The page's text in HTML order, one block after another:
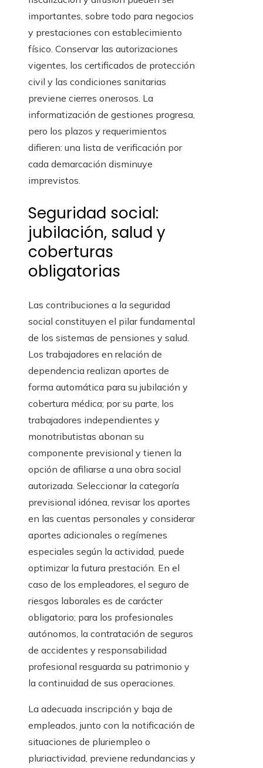
importantes, sobre todo para negocios
y prestaciones con establecimiento
físico. Conservar las autorizaciones
vigentes, los certificados de protección
civil y las condiciones sanitarias
previene cierres onerosos. La
informatización de gestiones progresa,
pero los plazos y requerimientos
difieren: una lista de verificación por
cada demarcación disminuye
imprevistos.
Seguridad social:
jubilación, salud y
coberturas
obligatorias
Las contribuciones a la seguridad
social constituyen el pilar fundamental
de los sistemas de pensiones y salud.
Los trabajadores en relación de
dependencia realizan aportes de
forma automática para su jubilación y
cobertura médica; por su parte, los
trabajadores independientes y
monotributistas abonan su
componente previsional y tienen la
opción de afiliarse a una obra social
autorizada. Seleccionar la categoría
previsional idónea, revisar los aportes
en las cuentas personales y considerar
aportes adicionales o regímenes
especiales según la actividad, puede
optimizar la futura prestación. En el
caso de los empleadores, el seguro de
riesgos laborales es de carácter
obligatorio; para los profesionales
autónomos, la contratación de seguros
de accidentes y responsabilidad
profesional resguarda su patrimonio y
la continuidad de sus operaciones.
La adecuada inscripción y baja de
empleados, junto con la notificación de
situaciones de pluriempleo o
pluriactividad, previene redundancias y